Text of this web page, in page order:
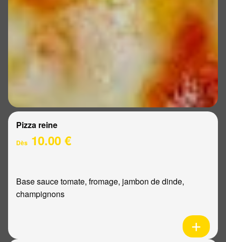
Pizza reine
Dès 10.00 €
Base sauce tomate, fromage, jambon de dinde,
champignons